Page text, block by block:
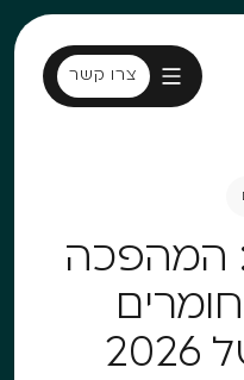
צרו קשר
צרו קשר
המהפכה